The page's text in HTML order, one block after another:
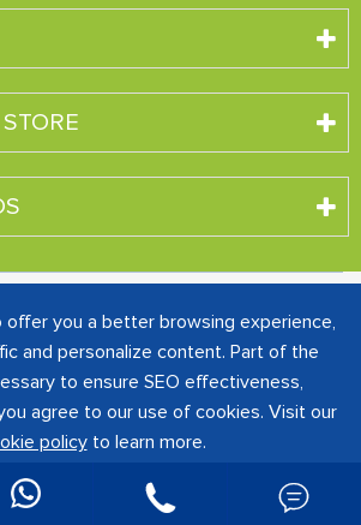
©SHENZHEN CREATIVE INDUSTRY
Todos os direitos reservados.
号-1
Sitemap|Política de
 
offer you a better browsing experience,
and personalize content. Part of the
to ensure SEO effectiveness,
agree to our use of cookies. Visit our
policyto learn more.
Reject Accept